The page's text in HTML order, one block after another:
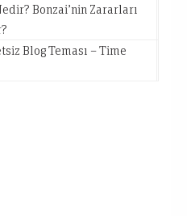
Bonzai’nin Zararları
Blog Teması – Time